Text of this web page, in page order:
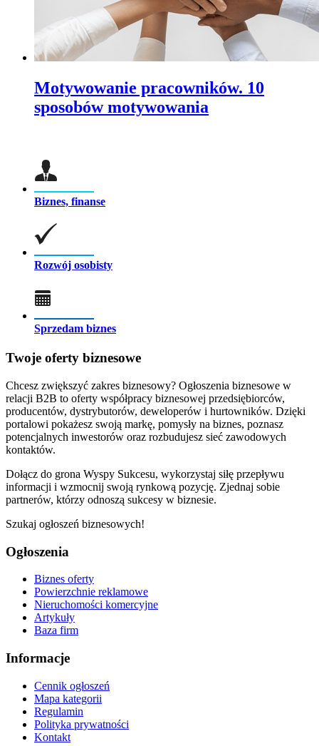
Motywowanie pracowników. 10
sposobów motywowania
Biznes, finanse
Rozwój osobisty
Sprzedam biznes
Twoje oferty biznesowe
Chcesz zwiększyć zakres biznesowy? Ogłoszenia biznesowe w
relacji B2B to oferty współpracy biznesowej przedsiębiorców,
producentów, dystrybutorów, deweloperów i hurtowników. Dzięki
portalowi pokażesz swoją markę, pomysły na biznes, poznasz
potencjalnych inwestorów oraz rozbudujesz sieć zawodowych
kontaktów.
Dołącz do grona Wyspy Sukcesu, wykorzystaj siłę przepływu
informacji i wzmocnij swoją rynkową pozycję. Zjednaj sobie
partnerów, którzy odnoszą sukcesy w biznesie.
Szukaj ogłoszeń biznesowych!
Ogłoszenia
Biznes oferty
Powierzchnie reklamowe
Nieruchomości komercyjne
Artykuły
Baza firm
Informacje
Cennik ogłoszeń
Mapa kategorii
Regulamin
Polityka prywatności
Kontakt